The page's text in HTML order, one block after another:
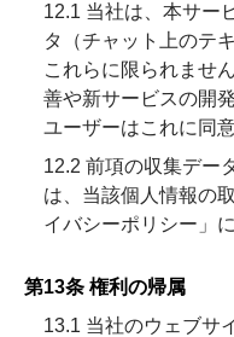
12.1 当社は、本サー
タ（チャット上のテ
これらに限られませ
善や新サービスの開
ユーザーはこれに同意
12.2 前項の収集デー
は、当該個人情報の
イバシーポリシー」
第13条 権利の帰属
13.1 当社のウェブサ